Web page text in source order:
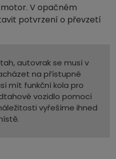
V opačném
potvrzení o převzetí
autovrak se musí v
na přístupné
mít funkční kola pro
vozidlo pomocí
vyřešíme ihned